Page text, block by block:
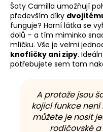
Šaty Camilla umožňují
především díky
funguje? Horní látka se
dolů – a tím miminko
mlíčku. Vše je velmi
knoflíčky ani zipy.
potřebujete sem tam
A protože jsou
kojicí funkce
můžete je nosit
rodičovské